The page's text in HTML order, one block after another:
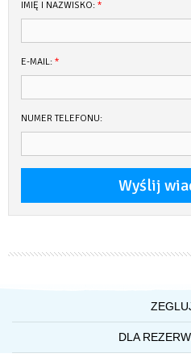
Pies na jachcie – 100 zł ( gościmy
Ręczniki ( mały i duży ) – 30 zł /
Kostkarka do lodu – 150 zł
Wynajęcie sternika : 300 zł /
Pościel ( prześcieradło , kołdra ,
osobę
IMIĘ I NAZWISKO: *
E-MAIL: *
NUMER TELEFONU:
O
DLA